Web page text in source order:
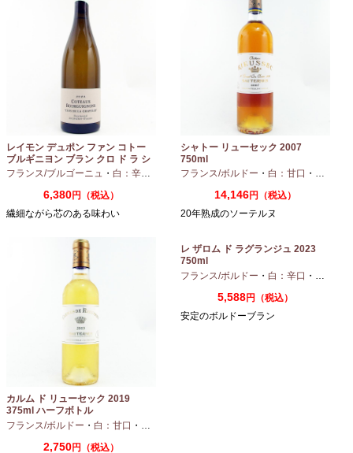
レイモン デュポン ファン コトー
ブルギニヨン ブラン クロ ド ラ シ
ャペル 2024 750ml
フランス/ブルゴーニュ ・ 白：辛口 シャルドネ
6,380円（税込）
繊細ながら芯のある味わい
シャトー リューセック 2007
750ml
フランス/ボルドー ・ 白：甘口 ・ セミヨン
14,146円（税込）
20年熟成のソーテルヌ
カルム ド リューセック 2019
375ml ハーフボトル
フランス/ボルドー ・ 白：甘口 ・ セミヨン
2,750円（税込）
レ ザロム ド ラグランジュ 2023
750ml
フランス/ボルドー ・ 白：辛口 ・ セミヨン
5,588円（税込）
安定のボルドーブラン